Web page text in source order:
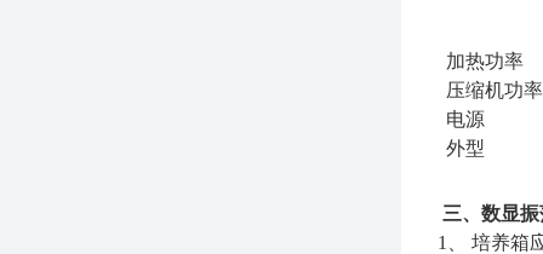
加热功率
压缩机功率
电源
外型
三、数显
1、 培养箱